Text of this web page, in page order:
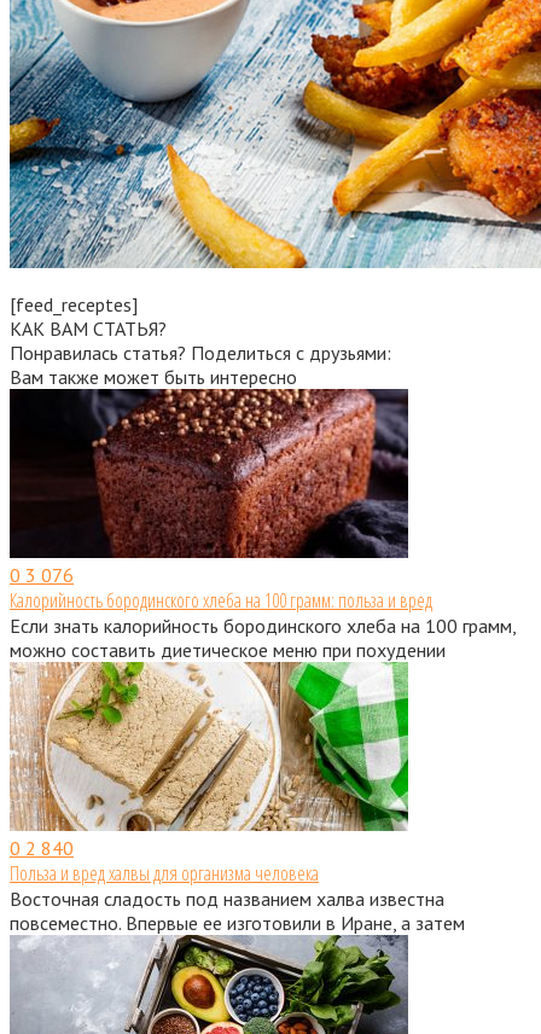
[feed_receptes]
КАК ВАМ СТАТЬЯ?
Понравилась статья? Поделиться с друзьями:
Вам также может быть интересно
0 3 076
Калорийность бородинского хлеба на 100 грамм: польза и вред
Если знать калорийность бородинского хлеба на 100 грамм,
можно составить диетическое меню при похудении
0 2 840
Польза и вред халвы для организма человека
Восточная сладость под названием халва известна
повсеместно. Впервые ее изготовили в Иране, а затем